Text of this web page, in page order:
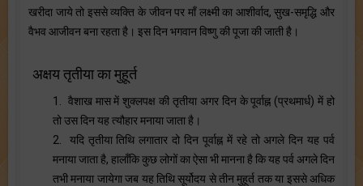
खरीदा जाये तो इससे व्यक्ति के जीवन पर माँ लक्ष्मी का आशीर्वाद, सुख-समृद्धि और
वैभव आजीवन बना रहता है। इस दिन भगवान विष्णु की पूजा की जाती है।
अक्षय तृतीया का मुहूर्त
1. वैशाख मास में शुक्लपक्ष की तृतीया अगर दिन के पूर्वाह्न (प्रथमार्ध) में हो
तो उस दिन यह त्यौहार मनाया जाता है।
2. यदि तृतीया तिथि लगातार दो दिन पूर्वाह्न में रहे तो अगले दिन यह पर्व
मनाया जाता है, हालाँकि कुछ लोगों का ऐसा भी मानना है कि यह पर्व अगले दिन
तभी मनाया जायेगा जब यह तिथि सूर्योदय से तीन मुहूर्त तक या इससे अधिक